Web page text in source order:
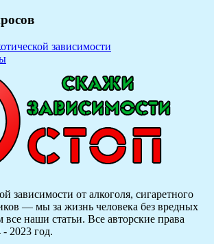
зависимости
от алкоголя, сигаретного
— мы за жизнь человека без вредных
наши статьи. Все авторские права
2023 год.